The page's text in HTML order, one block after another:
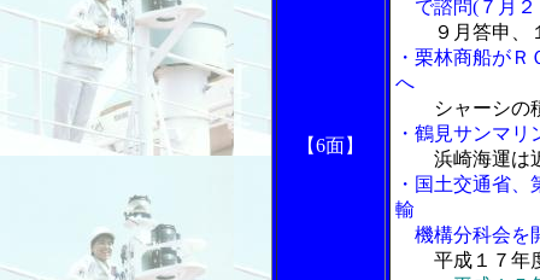
【6面】
で諮問(７月２
９月答申、
・栗林商船が
へ
シャーシの
・鶴見サンマ
浜崎海運は
・国土交通省
輸
機構分科会を
平成１７年